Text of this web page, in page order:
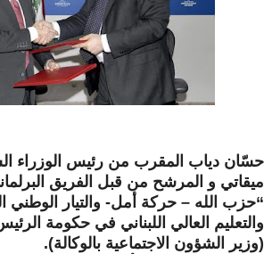
حسّان دياب المقرب من رئيس الوزراء
“حزب الله – حركة أمل- والتيار الوطني
والتعليم العالي اللبناني في حكومة
(وزير الشؤون الاجتماعية بالوكالة).